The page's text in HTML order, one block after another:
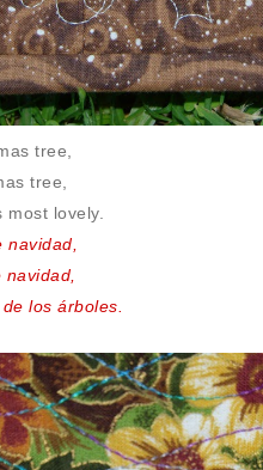
tree,
tree,
lovely.
navidad,
los árboles.